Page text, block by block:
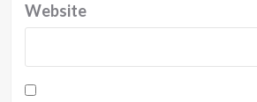
Website